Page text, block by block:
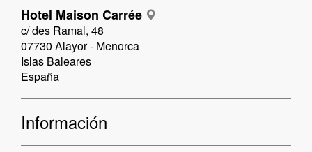
Hotel Maison Carrée
c/ des Ramal, 48
07730 Alayor - Menorca
Islas Baleares
España
Información